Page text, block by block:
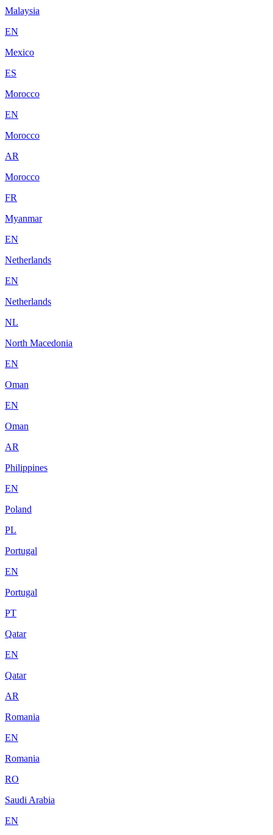
Malaysia
EN
Mexico
ES
Morocco
EN
Morocco
AR
Morocco
FR
Myanmar
EN
Netherlands
EN
Netherlands
NL
North Macedonia
EN
Oman
EN
Oman
AR
Philippines
EN
Poland
PL
Portugal
EN
Portugal
PT
Qatar
EN
Qatar
AR
Romania
EN
Romania
RO
Saudi Arabia
EN